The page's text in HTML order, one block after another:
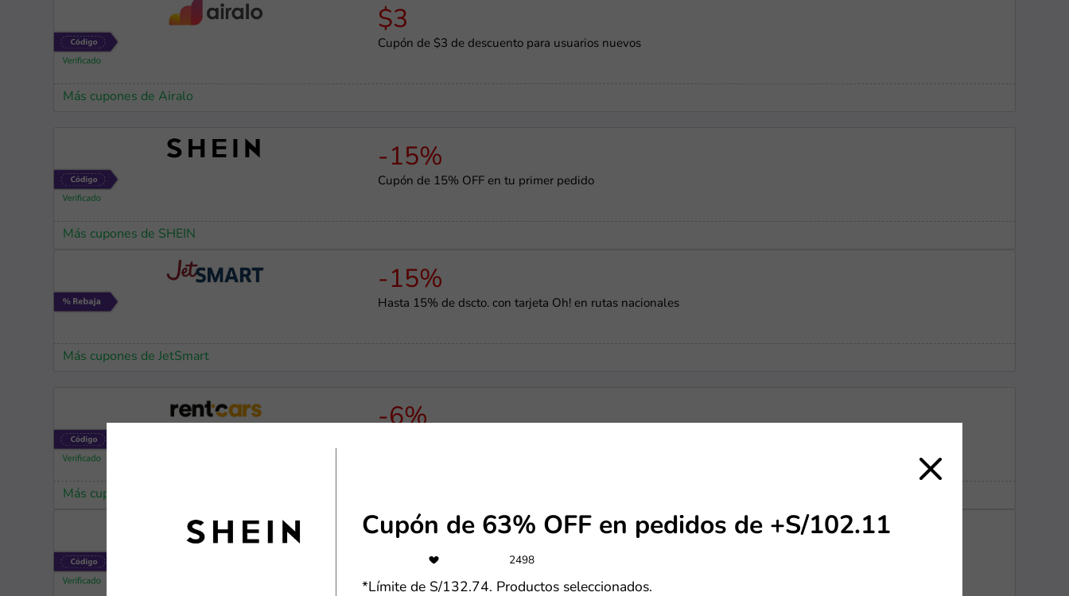
$3
Cupón de $3 de descuento para usuarios nuevos
Más cupones de Airalo
-15%
Cupón de 15% OFF en tu primer pedido
Más cupones de SHEIN
-15%
Hasta 15% de dscto. con tarjeta Oh! en rutas nacionales
Más cupones de JetSmart
-6%
Más cupones de Rentcars.com
-15%
Cupón de 15% de dscto. en todas las eSIM
Cupón de 63% OFF en pedidos de +S/102.11
2498
*Límite de S/132.74. Productos seleccionados.